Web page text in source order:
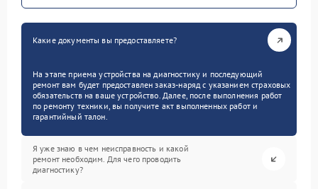
Какие документы вы предоставляете?
На этапе приема устройства на диагностику и последующий
ремонт вам будет предоставлен заказ-наряд с указанием страховых
обязательств на ваше устройство. Далее, после выполнения работ
по ремонту техники, вы получите акт выполненных работ и
гарантийный талон.
Я уже знаю в чем неисправность и какой
ремонт необходим. Для чего проводить
диагностику?